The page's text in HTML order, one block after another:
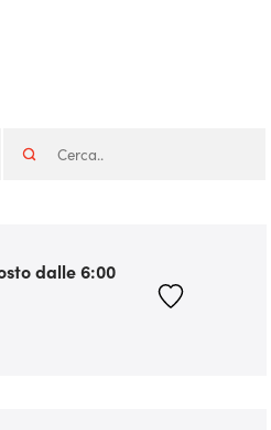
dalle 6:00